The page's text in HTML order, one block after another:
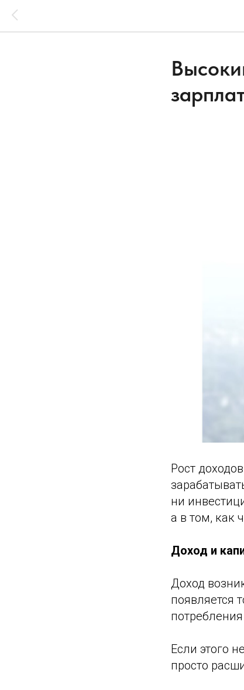
Рост
ни
а в том, как
Доход и
Доход
появляется
Если этого
просто